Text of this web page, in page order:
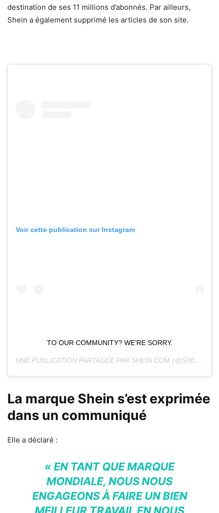
destination de ses 11 millions d’abonnés. Par ailleurs,
Shein a également supprimé les articles de son site.
Voir cette publication sur Instagram
TO OUR COMMUNITY? WE’RE SORRY.
UNE PUBLICATION PARTAGÉE PAR SHEIN.COM (@SHEINOFFICIAL) LE
La marque Shein s’est exprimée
dans un communiqué
Elle a déclaré :
« EN TANT QUE MARQUE
MONDIALE, NOUS NOUS
ENGAGEONS À FAIRE UN BIEN
MEILLEUR TRAVAIL EN NOUS